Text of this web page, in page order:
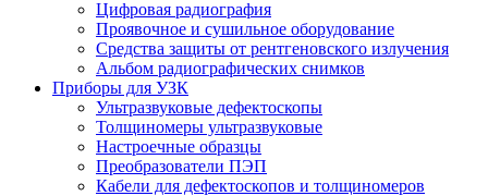
Цифровая радиография
Проявочное и сушильное оборудование
Средства защиты от рентгеновского излучения
Альбом радиографических снимков
Приборы для УЗК
Ультразвуковые дефектоскопы
Толщиномеры ультразвуковые
Настроечные образцы
Преобразователи ПЭП
Кабели для дефектоскопов и толщиномеров